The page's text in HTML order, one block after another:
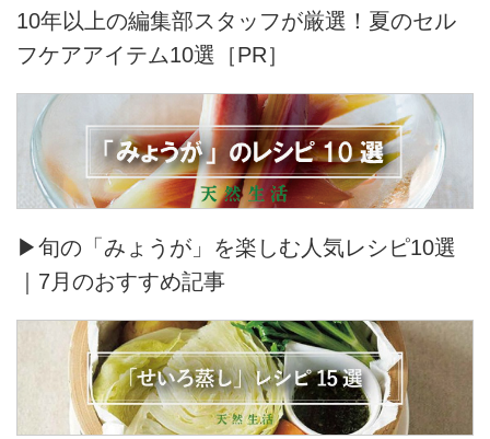
10年以上の編集部スタッフが厳選！夏のセル
フケアアイテム10選［PR］
▶旬の「みょうが」を楽しむ人気レシピ10選
｜7月のおすすめ記事